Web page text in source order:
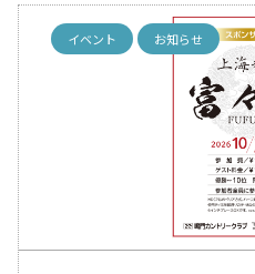
イベント お知らせ